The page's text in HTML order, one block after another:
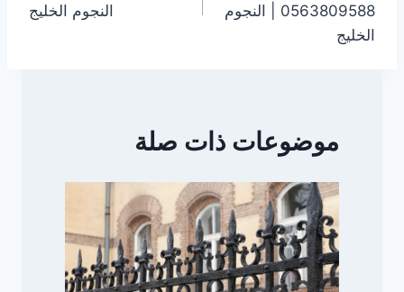
0563809588 | النجوم
الخليج
النجوم الخليج
موضوعات ذات صلة